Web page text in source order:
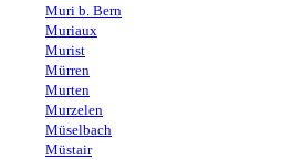
Muri b. Bern
Muriaux
Murist
Mürren
Murten
Murzelen
Müselbach
Müstair